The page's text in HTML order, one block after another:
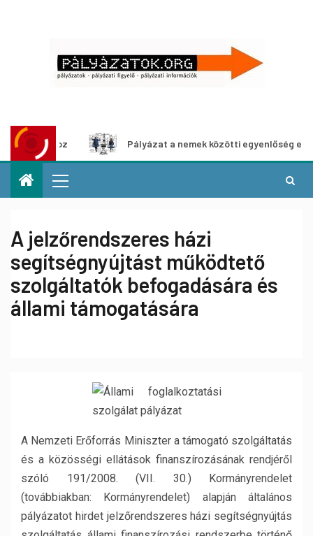
Pályázat a nemek közötti egyenlőség európai
A jelzőrendszeres házi
segítségnyújtást működtető
szolgáltatók befogadására és
állami támogatására
A Nemzeti Erőforrás Miniszter a támogató szolgáltatás
és a közösségi ellátások finanszírozásának rendjéről
szóló 191/2008. (VII. 30.) Kormányrendelet
(továbbiakban: Kormányrendelet) alapján általános
pályázatot hirdet jelzőrendszeres házi segítségnyújtás